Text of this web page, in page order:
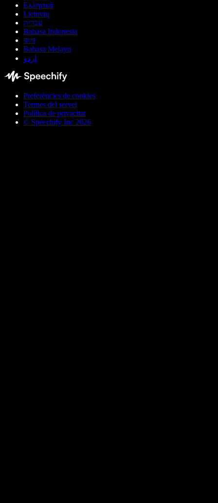
Ελληνικά
Lietuvių
עברית
Bahasa Indonesia
বাংলা
Bahasa Melayu
اردو
Preferències de cookies
Termes del servei
Política de privacitat
© Speechify Inc 2026